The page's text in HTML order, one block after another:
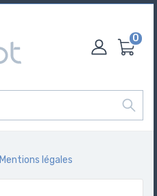
0
Mentions légales